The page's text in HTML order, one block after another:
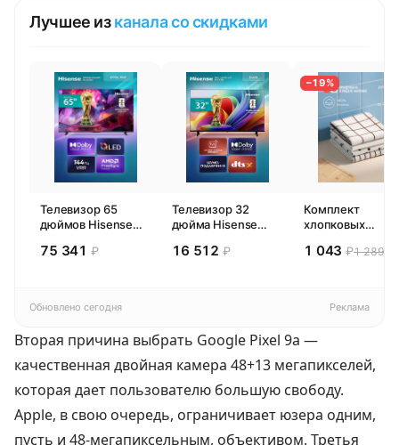
Лучшее изканала со скидками
Телевизор 65
дюймов Hisense
(2026) Смарт ТВ
75 341 ₽
Телевизор 32
дюйма Hisense
Смарт ТВ HD
16 512 ₽
−19%
Комплект
хлопковых
полотенец 4 шт,
1 043₽1 289 ₽
Обновлено сегодня Реклама
Вторая причина выбрать Google Pixel 9a —
качественная двойная камера 48+13 мегапикселей,
которая дает пользователю большую свободу.
Apple, в свою очередь, ограничивает юзера одним,
пусть и 48-мегапиксельным, объективом. Третья